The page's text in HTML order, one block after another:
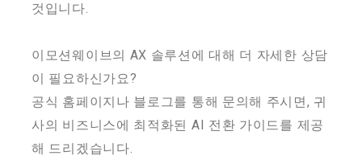
것입니다.
이모션웨이브의 AX 솔루션에 대해 더 자세한 상담
이 필요하신가요?
공식 홈페이지나 블로그를 통해 문의해 주시면, 귀
사의 비즈니스에 최적화된 AI 전환 가이드를 제공
해 드리겠습니다.